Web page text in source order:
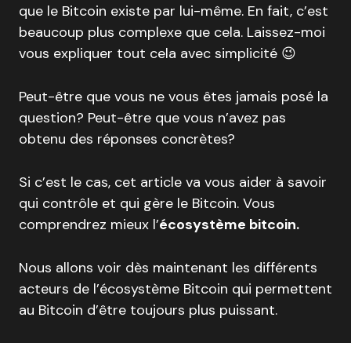
que le Bitcoin existe par lui-même. En fait, c’est
beaucoup plus complexe que cela. Laissez-moi
vous expliquer tout cela avec simplicité 😉
Peut-être que vous ne vous êtes jamais posé la
question? Peut-être que vous n’avez pas
obtenu des réponses concrètes?
Si c’est le cas, cet article va vous aider à savoir
qui contrôle et qui gère le Bitcoin. Vous
comprendrez mieux l’écosystème bitcoin.
Nous allons voir dès maintenant les différents
acteurs de l’écosystème Bitcoin qui permettent
au Bitcoin d’être toujours plus puissant.